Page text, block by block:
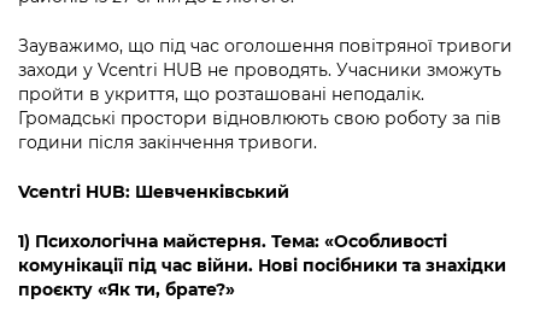
Підприємства, установи, організації
Kyiv International Relations
Річні звіти
Київська міська військова адміністрація
Портал Захисників та Захисниць
Безбар'єрність
Портал послуг
Міський застосунок Київ Цифровий
Важливе під час воєнного стану
Важливе під час воєнного стану
Портал даних Києва
Публічні дашборди
Зауважимо, що під час оголошення повітряної тривоги
заходи у Vcentri HUB не проводять. Учасники зможуть
пройти в укриття, що розташовані неподалік.
Громадські простори відновлюють свою роботу за пів
години після закінчення тривоги.
Vcentri HUB: Шевченківський
1) Психологічна майстерня. Тема: «Особливості
комунікації під час війни. Нові посібники та знахідки
проєкту «Як ти, брате?»